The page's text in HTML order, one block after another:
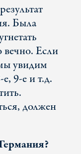
Была
Если
увидим
9-е и т.д.
должен